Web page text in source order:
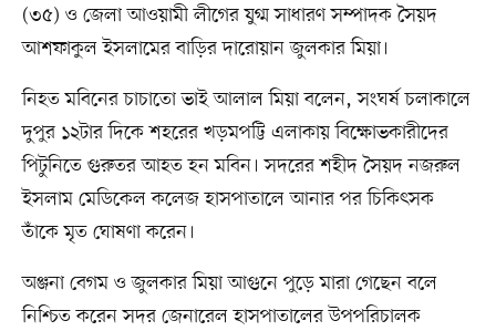
(৩৫) ও জেলা আওয়ামী লীগের যুগ্ম সাধারণ সম্পাদক সৈয়দ
আশফাকুল ইসলামের বাড়ির দারোয়ান জুলকার মিয়া।
নিহত মবিনের চাচাতো ভাই আলাল মিয়া বলেন, সংঘর্ষ চলাকালে
দুপুর ১২টার দিকে শহরের খড়মপট্টি এলাকায় বিক্ষোভকারীদের
পিটুনিতে গুরুতর আহত হন মবিন। সদরের শহীদ সৈয়দ নজরুল
ইসলাম মেডিকেল কলেজ হাসপাতালে আনার পর চিকিৎসক
তাঁকে মৃত ঘোষণা করেন।
অঞ্জনা বেগম ও জুলকার মিয়া আগুনে পুড়ে মারা গেছেন বলে
নিশ্চিত করেন সদর জেনারেল হাসপাতালের উপপরিচালক